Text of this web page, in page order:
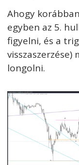
Ahogy
egyben az 5.
figyelni, és a
longolni.